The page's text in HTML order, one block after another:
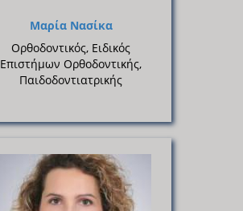
Μαρία Νασίκα
Ορθοδοντικός, Ειδικός
Επιστήμων Ορθοδοντικής,
Παιδοδοντιατρικής